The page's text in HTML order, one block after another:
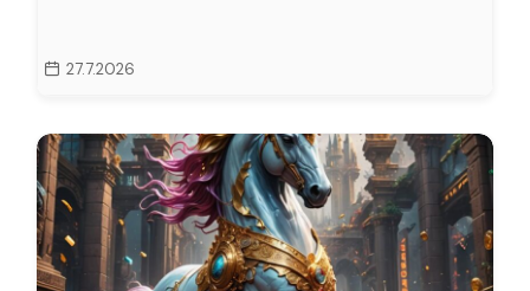
27.7.2026